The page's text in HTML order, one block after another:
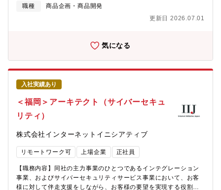
での商流を深く理解し、スムーズな商品投下フローの確立■社内コ
各現場の状況を把握し、数値に基づいた建設的な調整・合意形成
ケーション＜募集背景＞同社はEC事業の成長戦略として「プロダ
クト」×「チャネル」×「エンゲージメント」の３つを強化ポイン
トに掲げています。本ポジションは、３つのうちの1つ「プロダク
ト」に該当するポジションとなります。現状、各商品のMD担当者
はいるものの、家具の全カテゴリを統括・管理するポジションが
不在のため、商品ジャンルによって開発スピードやラインナップ
に差が出ております。そこでMD全体を数値の面から分析して、適
切な方針を策定いただく方をお迎えしたいと思っています。
職種
商品企画・商品開発
更新日 2026.07.01
気になる
入社実績あり
＜福岡＞アーキテクト（サイバーセキュ
リティ）
株式会社インターネットイニシアティブ
リモートワーク可 上場企業 正社員
【職務内容】同社の主力事業のひとつであるインテグレーション
事業、およびサイバーセキュリティサービス事業において、お客
様に対して伴走支援をしながら、お客様の要望を実現する役割を